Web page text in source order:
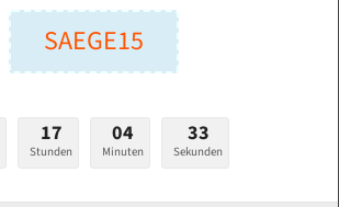
Länge (mm):
Stärken + Zahnteilung:
mm
SAEGE15
17
Stunden
04
Minuten
32
Sekunden